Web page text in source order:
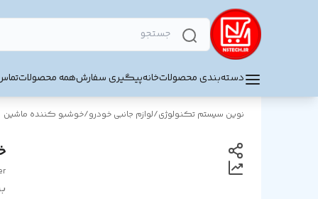
دسته‌بندی محصولاتخانهپیگیری سفارشهمه محصولات
نوین سیستم تکنولوژی/لوازم جانبی خودرو/خوشبو کننده ماشین